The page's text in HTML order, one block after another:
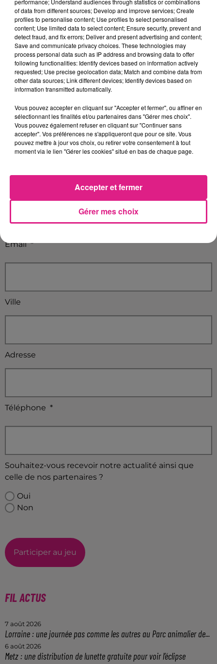
Afficher l'élément
Tentez de gagner vos invitations pour la
soirée de vendredi grâce au formulaire ci-
dessous.
Nom*
Email*
Ville
Adresse
Téléphone *
Souhaitez-vous recevoir notre actualité ainsi que
celle de nos partenaires ?
Oui
Non
Participer au jeu
FIL ACTUS
7 août 2026
Lorraine : une journée pas comme les autres au Parc animalier de...
6 août 2026
Metz : une distribution de lunette gratuite pour voir l’éclipse
of data from different sources; Develop and improve services; Create
profiles to personalise content; Use profiles to select personalised
content; Use limited data to select content; Ensure security, prevent and
detect fraud, and fix errors; Deliver and present advertising and content;
Save and communicate privacy choices. These technologies may
process personal data such as IP address and browsing data to offer
following functionalities: Identify devices based on information actively
requested; Use precise geolocation data; Match and combine data from
other data sources; Link different devices; Identify devices based on
information transmitted automatically.
Vous pouvez accepter en cliquant sur "Accepter et fermer", ou affiner en
sélectionnant les finalités et/ou partenaires dans "Gérer mes choix".
Vous pouvez également refuser en cliquant sur "Continuer sans
accepter". Vos préférences ne s'appliqueront que pour ce site. Vous
pouvez mettre à jour vos choix, ou retirer votre consentement à tout
moment via le lien "Gérer les cookies" situé en bas de chaque page.
Gérer mes choix
Accepter et fermer